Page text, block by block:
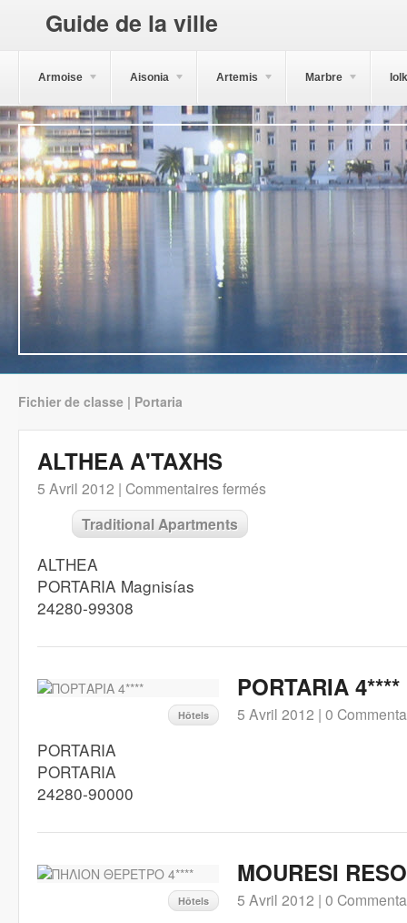
Guide de la ville
Armoise Aisonia Artemis Marbre
Fichier de classe | Portaria
ALTHEA A'TAXHS
5 Avril 2012 | Commentaires fermés
Traditional Apartments
ALTHEA
PORTARIA Magnisías
24280-99308
Hôtels
PORTARIA 4****
5 Avril 2012 | 0
PORTARIA
PORTARIA
24280-90000
Hôtels
MOURESI
5 Avril 2012 | 0